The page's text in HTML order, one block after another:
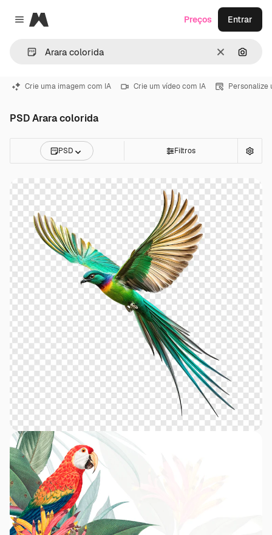
Close menu
Magnific
Limpar
Preços Entrar
Crie uma imagem com IA Crie um vídeo com IA Personalize
PSD Arara colorida
PSD Filtros